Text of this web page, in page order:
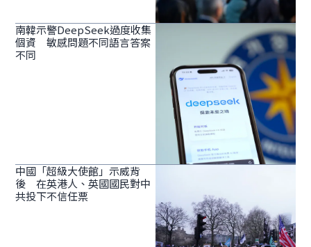
南韓示警DeepSeek過度收集
個資 敏感問題不同語言答案
不同
中國「超級大使館」示威背
後 在英港人、英國國民對中
共投下不信任票